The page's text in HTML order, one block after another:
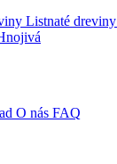
Listnaté dreviny
O nás FAQ